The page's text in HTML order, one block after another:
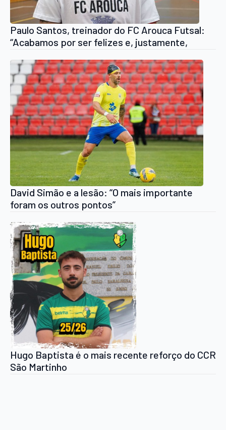
Paulo Santos, treinador do FC Arouca Futsal:
“Acabamos por ser felizes e, justamente,
David Simão e a lesão: “O mais importante
foram os outros pontos”
Hugo Baptista é o mais recente reforço do CCR
São Martinho